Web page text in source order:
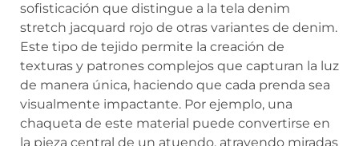
sofisticación que distingue a la tela denim
stretch jacquard rojo de otras variantes de denim.
Este tipo de tejido permite la creación de
texturas y patrones complejos que capturan la luz
de manera única, haciendo que cada prenda sea
visualmente impactante. Por ejemplo, una
chaqueta de este material puede convertirse en
la pieza central de un atuendo, atrayendo miradas